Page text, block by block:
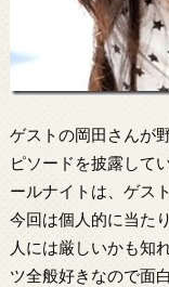
ゲストの岡田さんが
ピソードを披露して
ールナイトは、ゲス
今回は個人的に当た
人には厳しいかも知
ツ全般好きなので面